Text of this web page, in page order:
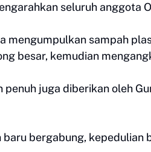
seluruh anggota
mengumpulkan sampah
besar, kemudian
penuh juga diberikan oleh
baru bergabung, kepedulian